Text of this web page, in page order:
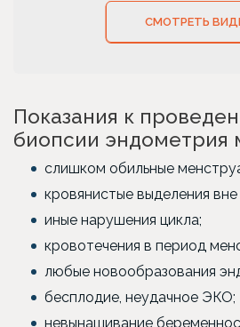
СМОТРЕТЬ
Показания к
биопсии эндометрия
слишком обильные
кровянистые выделения
иные нарушения цикла;
кровотечения в период
любые новообразования
бесплодие, неудачное ЭКО;
невынашивание